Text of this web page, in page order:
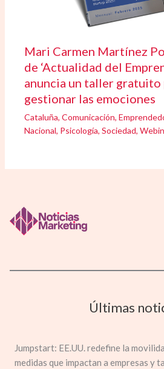
Mari Carmen Martínez
de ‘Actualidad del
anuncia un taller gratuito
gestionar las emociones
Cataluña,Comunicación,
Nacional, Psicología,Sociedad,
Últimas
Jumpstart: EE.UU. redefine la
medidas que impactan a empresas y